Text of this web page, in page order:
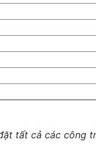
tất cả các công